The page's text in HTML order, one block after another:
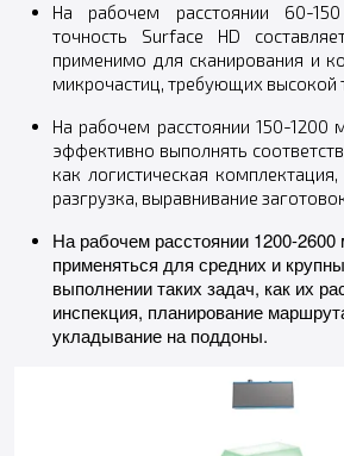
На рабочем расстоянии 60-
точность Surface HD
применимо для сканирования и
микрочастиц, требующих высокой
На рабочем расстоянии 150-
эффективно выполнять
как логистическая
разгрузка, выравнивание
На рабочем расстоянии 1200-
применяться для средних и
выполнении таких задач, как их
инспекция, планирование
укладывание на поддоны.